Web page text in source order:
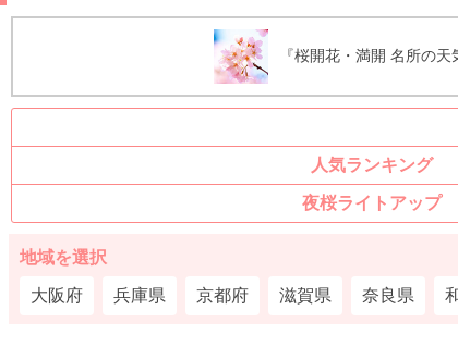
『桜開花・満開 名所の
人気ランキング
夜桜ライトアップ
地域を選択
大阪府 兵庫県 京都府 滋賀県 奈良県